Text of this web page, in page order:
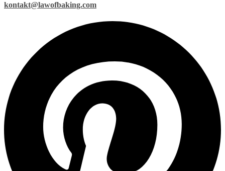
kontakt@lawofbaking.com